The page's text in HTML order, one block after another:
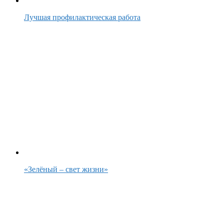
Лучшая профилактическая работа
«Зелёный – свет жизни»